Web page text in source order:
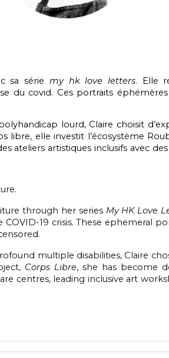
sa série my hk love letters. Elle
du covid. Ces portraits
lourd, Claire choisit
libre, elle investit l’écosystème
ateliers artistiques inclusifs avec
through her series My HK Love
19 crisis. These ephemeral
multiple disabilities, Claire
Corps Libre, she has become
centres, leading inclusive art